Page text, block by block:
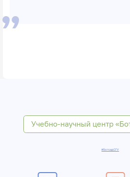
Учебно-научный центр
#БотсадСГУ